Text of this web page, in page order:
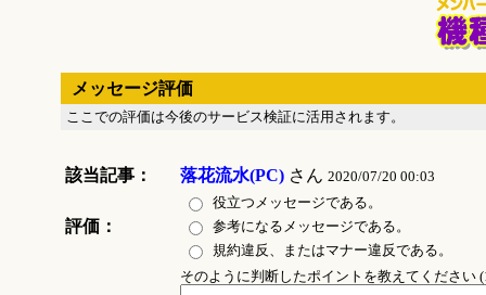
メッセージ評価
ここでの評価は今後のサービス検証に活用されます。
該当記事： 落花流水(PC)さん 2020/07/20 00:03
評価：
役立つメッセージである。
参考になるメッセージである。
規約違反、またはマナー違反である。
そのように判断したポイントを教えてください